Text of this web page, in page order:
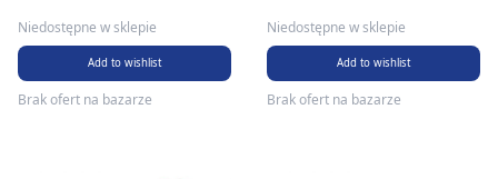
Niedostępne w sklepie
Add to wishlist
Brak ofert na bazarze
Niedostępne w sklepie
Add to wishlist
Brak ofert na bazarze